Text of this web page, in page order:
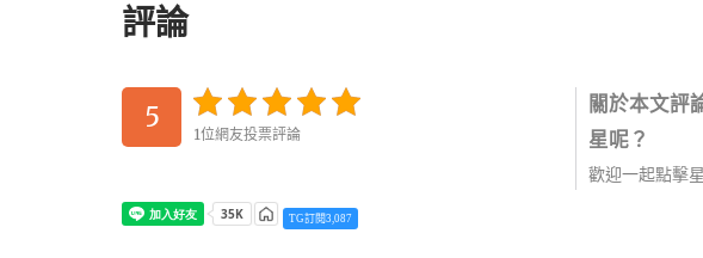
評論
5
1位網友投票評論
關於本文評
星呢？
歡迎一起點擊
TG訂閱3,087